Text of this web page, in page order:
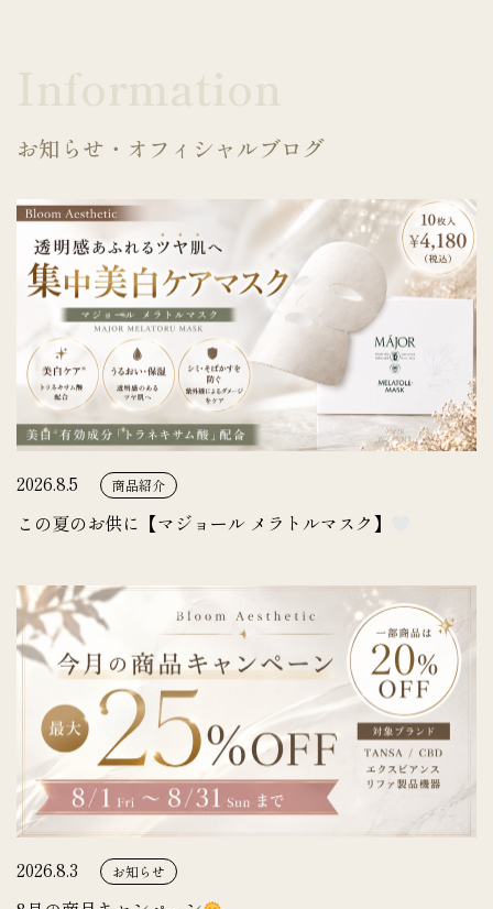
お知らせ・オフィシャルブログ
2026.8.5 商品紹介
この夏のお供に【マジョール メラトルマスク】
2026.8.3 お知らせ